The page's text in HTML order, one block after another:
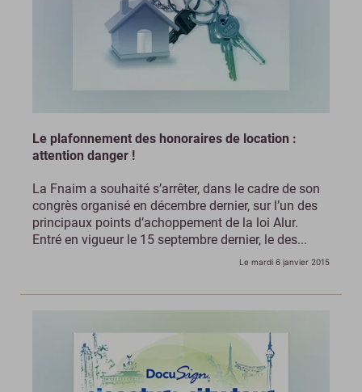
Le plafonnement des honoraires de location :
attention danger !
La Fnaim a souhaité s’arrêter, dans le cadre de son
congrès organisé en décembre dernier, sur l’un des
principaux points d’achoppement de la loi Alur.
Entré en vigueur le 15 septembre dernier, le des...
Le mardi 6 janvier 2015